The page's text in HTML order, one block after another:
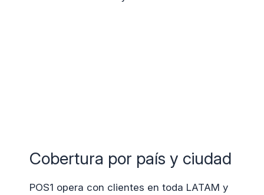
Cobertura por país y ciudad
POS1 opera con clientes en toda LATAM y